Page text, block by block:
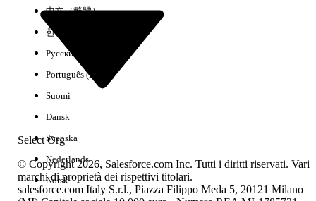
Nessun risultato
Select Org
中文（繁體）
한국어
Русский
Português (Brasil)
Suomi
Dansk
Svenska
Nederlands
Norsk
© Copyright 2026, Salesforce.com Inc. Tutti i diritti riservati. Vari
marchi di proprietà dei rispettivi titolari.
salesforce.com Italy S.r.l., Piazza Filippo Meda 5, 20121 Milano